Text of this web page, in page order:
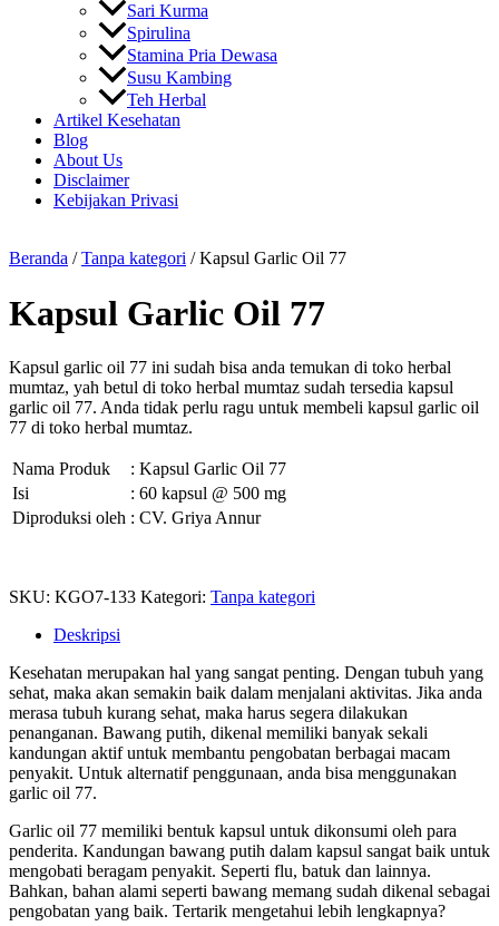
Sari Kurma
Spirulina
Stamina Pria Dewasa
Susu Kambing
Teh Herbal
Artikel Kesehatan
Blog
About Us
Disclaimer
Kebijakan Privasi
Beranda /Tanpa kategori / Kapsul Garlic Oil 77
Kapsul Garlic Oil 77
Kapsul garlic oil 77 ini sudah bisa anda temukan di toko herbal
mumtaz, yah betul di toko herbal mumtaz sudah tersedia kapsul
garlic oil 77. Anda tidak perlu ragu untuk membeli kapsul garlic oil
77 di toko herbal mumtaz.
Nama Produk
: Kapsul Garlic Oil 77
Isi
: 60 kapsul @ 500 mg
Diproduksi oleh : CV. Griya Annur
SKU: KGO7-133 Kategori: Tanpa kategori
Deskripsi
Kesehatan merupakan hal yang sangat penting. Dengan tubuh yang
sehat, maka akan semakin baik dalam menjalani aktivitas. Jika anda
merasa tubuh kurang sehat, maka harus segera dilakukan
penanganan. Bawang putih, dikenal memiliki banyak sekali
kandungan aktif untuk membantu pengobatan berbagai macam
penyakit. Untuk alternatif penggunaan, anda bisa menggunakan
garlic oil 77.
Garlic oil 77 memiliki bentuk kapsul untuk dikonsumi oleh para
penderita. Kandungan bawang putih dalam kapsul sangat baik untuk
mengobati beragam penyakit. Seperti flu, batuk dan lainnya.
Bahkan, bahan alami seperti bawang memang sudah dikenal sebagai
pengobatan yang baik. Tertarik mengetahui lebih lengkapnya?